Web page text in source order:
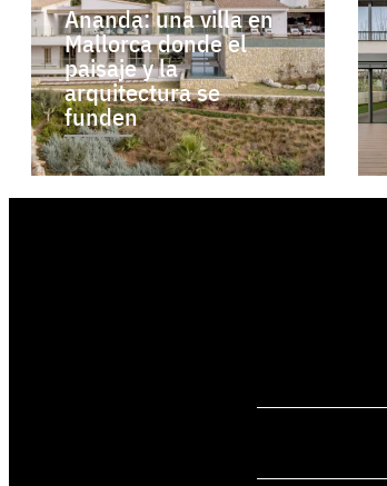
Ananda: una villa en
Mallorca donde el
paisaje y la
arquitectura se
funden